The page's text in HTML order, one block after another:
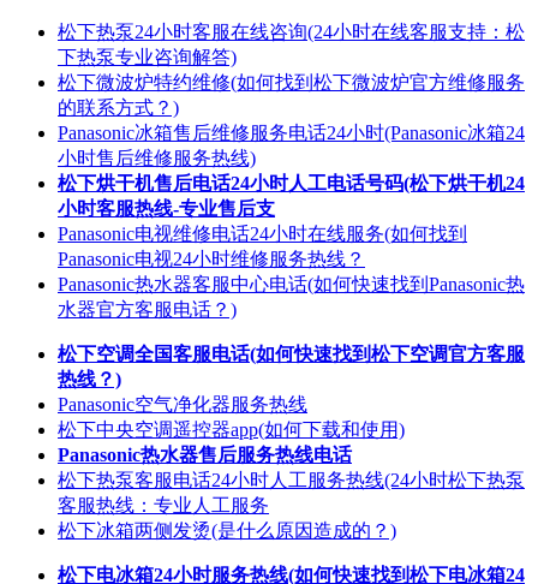
松下热泵24小时客服在线咨询(24小时在线客服支持：松
下热泵专业咨询解答)
松下微波炉特约维修(如何找到松下微波炉官方维修服务
的联系方式？)
Panasonic冰箱售后维修服务电话24小时(Panasonic冰箱24
小时售后维修服务热线)
松下烘干机售后电话24小时人工电话号码(松下烘干机24
小时客服热线-专业售后支
Panasonic电视维修电话24小时在线服务(如何找到
Panasonic电视24小时维修服务热线？
Panasonic热水器客服中心电话(如何快速找到Panasonic热
水器官方客服电话？)
松下空调全国客服电话(如何快速找到松下空调官方客服
热线？)
Panasonic空气净化器服务热线
松下中央空调遥控器app(如何下载和使用)
Panasonic热水器售后服务热线电话
松下热泵客服电话24小时人工服务热线(24小时松下热泵
客服热线：专业人工服务
松下冰箱两侧发烫(是什么原因造成的？)
松下电冰箱24小时服务热线(如何快速找到松下电冰箱24